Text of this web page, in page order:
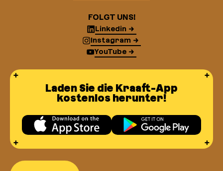
FOLGT UNS!
Linkedin
Instagram
YouTube
Laden Sie die Kraaft-App
kostenlos herunter!